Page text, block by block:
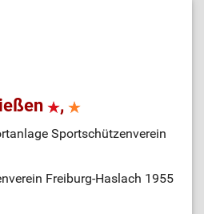
,
Sportschützenverein
Freiburg-Haslach 1955